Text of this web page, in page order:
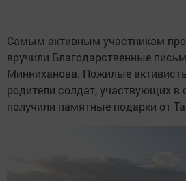
Самым активным участникам
вручили Благодарственные
Минниханова. Пожилые
родители солдат, участвующих в
получили памятные подарки от